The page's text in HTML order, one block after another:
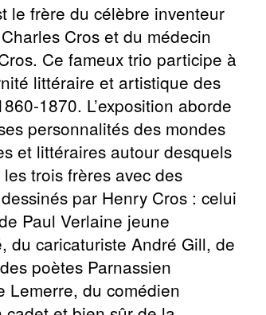
le frère du célèbre inventeur
Cros et du médecin
Ce fameux trio participe à
littéraire et artistique des
1870. L’exposition aborde
personnalités des mondes
et littéraires autour desquels
trois frères avec des
par Henry Cros : celui
Paul Verlaine jeune
du caricaturiste André Gill, de
poètes Parnassien
Lemerre, du comédien